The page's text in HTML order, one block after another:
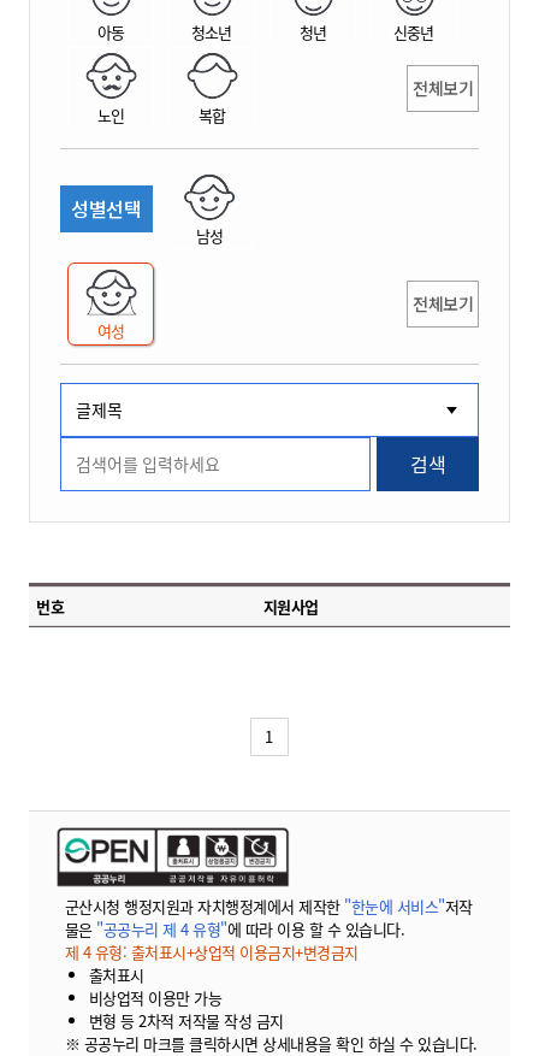
아동 청소년 청년 신중년
노인 복합
전체보기
성별선택
남성
여성
전체보기
검색
번호 지원사업
1
군산시청 행정지원과 자치행정계에서 제작한 "한눈에 서비스"저작
물은 "공공누리 제 4 유형"에 따라 이용 할 수 있습니다.
제 4 유형: 출처표시+상업적 이용금지+변경금지
출처표시
비상업적 이용만 가능
변형 등 2차적 저작물 작성 금지
※ 공공누리 마크를 클릭하시면 상세내용을 확인 하실 수 있습니다.